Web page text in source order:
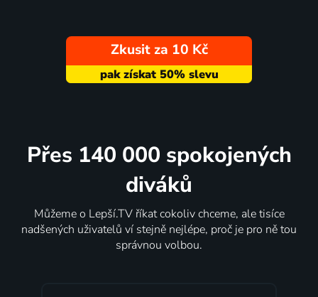
Zkusit za 10 Kč
Přes 140 000 spokojených
diváků
Můžeme o Lepší.TV říkat cokoliv chceme, ale tisíce
nadšených uživatelů ví stejně nejlépe, proč je pro ně tou
správnou volbou.